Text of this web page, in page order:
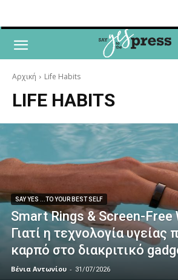
Αρχική Life Habits
LIFE HABITS
SAY YES ...TO YOUR BEST SELF
Smart Rings & Screen-Free
Γιατί η τεχνολογία υγείας
καρπό στο διακριτικό
Βένια Αντωνίου - 31/07/2026